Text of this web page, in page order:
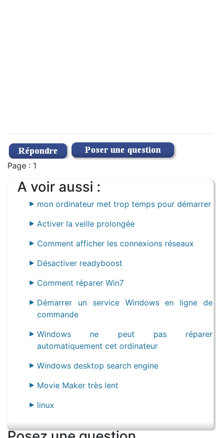
Page : 1
A voir aussi :
mon ordinateur met trop temps pour démarrer
Activer la veille prolongée
Comment afficher les connexions réseaux
Désactiver readyboost
Comment réparer Win7
Démarrer un service Windows en ligne de
commande
Windows ne peut pas réparer
automatiquement cet ordinateur
Windows desktop search engine
Movie Maker très lent
linux